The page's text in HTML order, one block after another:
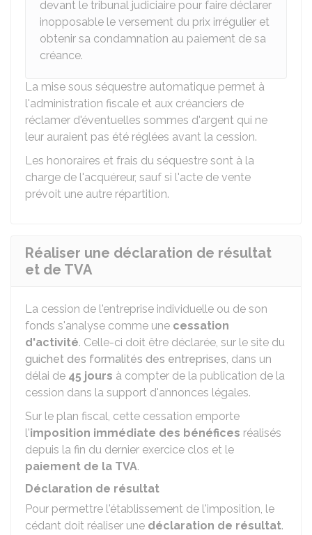
devant le tribunal judiciaire pour faire déclarer
inopposable le versement du prix irrégulier et
obtenir sa condamnation au paiement de sa
créance.
La mise sous séquestre automatique permet à
l'administration fiscale et aux créanciers de
réclamer d'éventuelles sommes d'argent qui ne
leur auraient pas été réglées avant la cession.
Les honoraires et frais du séquestre sont à la
charge de l'acquéreur, sauf si l'acte de vente
prévoit une autre répartition.
Réaliser une déclaration de résultat
et de TVA
La cession de l'entreprise individuelle ou de son
fonds s'analyse comme une cessation
d'activité. Celle-ci doit être déclarée, sur le site du
guichet des formalités des entreprises, dans un
délai de 45 jours à compter de la publication de la
cession dans la support d'annonces légales.
Sur le plan fiscal, cette cessation emporte
l'imposition immédiate des bénéfices réalisés
depuis la fin du dernier exercice clos et le
paiement de la TVA.
Déclaration de résultat
Pour permettre l'établissement de l'imposition, le
cédant doit réaliser une déclaration de résultat.